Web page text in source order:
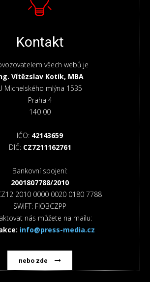
Kontakt
všech webů je
Vítězslav Kotík, MBA
Michelského mlýna 1535
Praha 4
140 00
IČO: 42143659
DIČ: CZ7211162761
Bankovní spojení:
2001807788/2010
2010 0000 0020 0180 7788
SWIFT: FIOBCZPP
nás můžete na mailu:
info@press-media.cz
nebo zde